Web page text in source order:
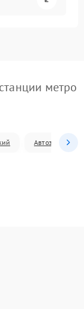
метро
Автозаводский